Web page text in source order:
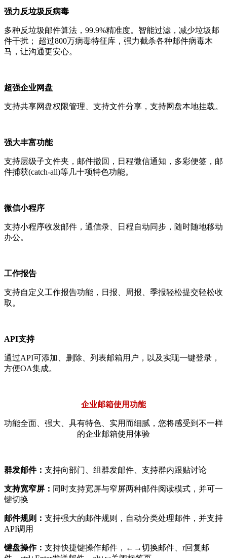
强力反垃圾反病毒
多种反垃圾邮件算法，99.9%精准度。智能过滤，减少垃圾邮
件干扰； 超过800万病毒特征库，强力截杀各种邮件病毒木
马，让沟通更安心。
超强企业网盘
支持共享网盘权限管理、支持文件分享，支持网盘本地挂载。
强大丰富功能
支持层级子文件夹，邮件撤回，日程微信通知，多彩便签，邮
件捕获(catch-all)等几十项特色功能。
微信小程序
支持小程序收发邮件，通信录、日程自动同步，随时随地移动
办公。
工作报告
支持自定义工作报告功能，日报、周报、季报轻松提交轻松收
取。
API支持
通过API可添加、删除、列表邮箱用户，以及实现一键登录，
方便OA集成。
企业邮箱使用功能
功能全面、强大、具有特色、实用而细腻，您将感受到不一样
的企业邮箱使用体验
群发邮件： 支持向部门、组群发邮件、支持群内跟贴讨论
支持宽窄屏： 同时支持宽屏与窄屏两种邮件阅读模式，并可一
键切换
邮件规则： 支持强大的邮件规则，自动分类处理邮件，并支持
API调用
键盘操作： 支持快捷键操作邮件，←→切换邮件、r回复邮